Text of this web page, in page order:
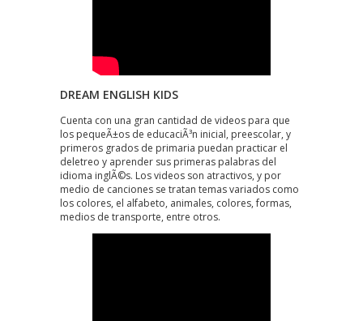
DREAM ENGLISH KIDS
Cuenta con una gran cantidad de videos para que
los pequeÃ±os de educaciÃ³n inicial, preescolar, y
primeros grados de primaria puedan practicar el
deletreo y aprender sus primeras palabras del
idioma inglÃ©s. Los videos son atractivos, y por
medio de canciones se tratan temas variados como
los colores, el alfabeto, animales, colores, formas,
medios de transporte, entre otros.